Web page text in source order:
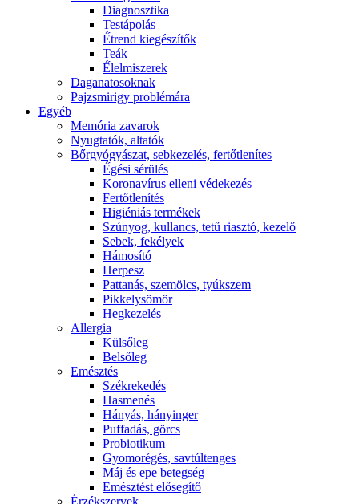
Diagnosztika
Testápolás
É́trend kiegészítők
Teák
É́lelmiszerek
Daganatosoknak
Pajzsmirigy problémára
Egyéb
Memória zavarok
Nyugtatók, altatók
Bőrgyógyászat, sebkezelés, fertőtlenítes
É́gési sérülés
Koronavírus elleni védekezés
Fertőtlenítés
Higiéniás termékek
Szúnyog, kullancs, tetű riasztó, kezelő
Sebek, fekélyek
Hámosító
Herpesz
Pattanás, szemölcs, tyúkszem
Pikkelysömör
Hegkezelés
Allergia
Külsőleg
Belsőleg
Emésztés
Székrekedés
Hasmenés
Hányás, hányinger
Puffadás, görcs
Probiotikum
Gyomorégés, savtúltenges
Máj és epe betegség
Emésztést elősegítő
Érzékszervek